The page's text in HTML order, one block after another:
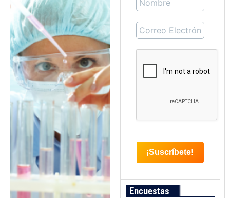
Encuestas